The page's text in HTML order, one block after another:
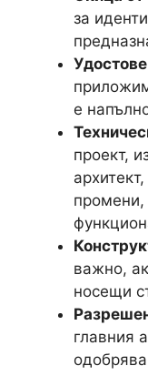
за
е
проект,
промени,
важно,
носещи
главния